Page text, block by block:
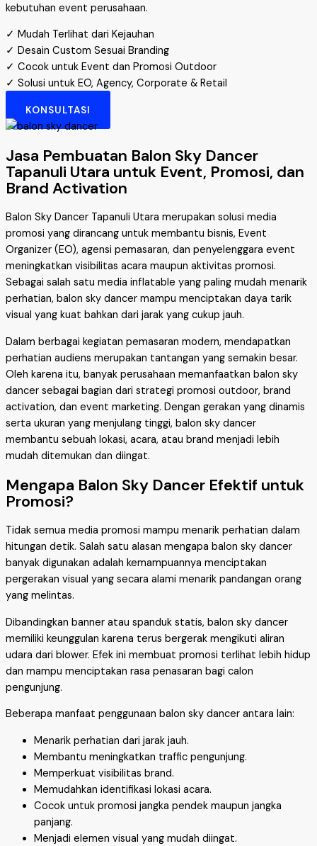
kebutuhan event perusahaan.
✓ Mudah Terlihat dari Kejauhan
✓ Desain Custom Sesuai Branding
✓ Cocok untuk Event dan Promosi Outdoor
✓ Solusi untuk EO, Agency, Corporate & Retail
KONSULTASI
Jasa Pembuatan Balon Sky Dancer
Tapanuli Utara untuk Event, Promosi, dan
Brand Activation
Balon Sky Dancer Tapanuli Utara merupakan solusi media
promosi yang dirancang untuk membantu bisnis, Event
Organizer (EO), agensi pemasaran, dan penyelenggara event
meningkatkan visibilitas acara maupun aktivitas promosi.
Sebagai salah satu media inflatable yang paling mudah menarik
perhatian, balon sky dancer mampu menciptakan daya tarik
visual yang kuat bahkan dari jarak yang cukup jauh.
Dalam berbagai kegiatan pemasaran modern, mendapatkan
perhatian audiens merupakan tantangan yang semakin besar.
Oleh karena itu, banyak perusahaan memanfaatkan balon sky
dancer sebagai bagian dari strategi promosi outdoor, brand
activation, dan event marketing. Dengan gerakan yang dinamis
serta ukuran yang menjulang tinggi, balon sky dancer
membantu sebuah lokasi, acara, atau brand menjadi lebih
mudah ditemukan dan diingat.
Mengapa Balon Sky Dancer Efektif untuk
Promosi?
Tidak semua media promosi mampu menarik perhatian dalam
hitungan detik. Salah satu alasan mengapa balon sky dancer
banyak digunakan adalah kemampuannya menciptakan
pergerakan visual yang secara alami menarik pandangan orang
yang melintas.
Dibandingkan banner atau spanduk statis, balon sky dancer
memiliki keunggulan karena terus bergerak mengikuti aliran
udara dari blower. Efek ini membuat promosi terlihat lebih hidup
dan mampu menciptakan rasa penasaran bagi calon
pengunjung.
Beberapa manfaat penggunaan balon sky dancer antara lain:
Menarik perhatian dari jarak jauh.
Membantu meningkatkan traffic pengunjung.
Memperkuat visibilitas brand.
Memudahkan identifikasi lokasi acara.
Cocok untuk promosi jangka pendek maupun jangka
panjang.
Menjadi elemen visual yang mudah diingat.